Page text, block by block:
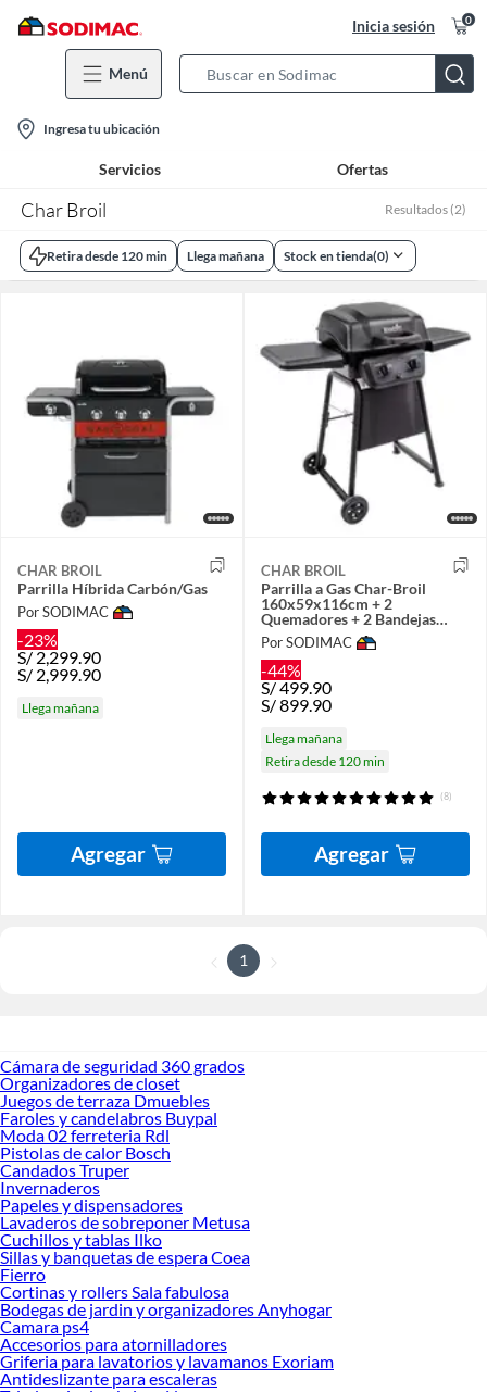
Inicia sesión 0
Menú
Bar
location-
icon
Ingresa tu ubicación
Servicios Ofertas
Char Broil Resultados (2)
Retira desde 120 min Llega mañana Stock en tienda(0)
CHAR BROIL
Parrilla Híbrida Carbón/Gas
Por SODIMAC
-23%
S/2,299.90
S/ 2,999.90
Llega mañana
Agregar
CHAR BROIL
Parrilla a Gas Char-Broil
160x59x116cm + 2
Quemadores + 2 Bandejas
Laterales
Por SODIMAC
-44%
S/499.90
S/899.90
Llega mañana
Retira desde 120 min
(8)
Agregar
1
Cámara de seguridad 360 grados
Organizadores de closet
Juegos de terraza Dmuebles
Faroles y candelabros Buypal
Moda 02 ferreteria Rdl
Pistolas de calor Bosch
Candados Truper
Invernaderos
Papeles y dispensadores
Lavaderos de sobreponer Metusa
Cuchillos y tablas Ilko
Sillas y banquetas de espera Coea
Fierro
Cortinas y rollers Sala fabulosa
Bodegas de jardin y organizadores Anyhogar
Camara ps4
Accesorios para atornilladores
Griferia para lavatorios y lavamanos Exoriam
Antideslizante para escaleras